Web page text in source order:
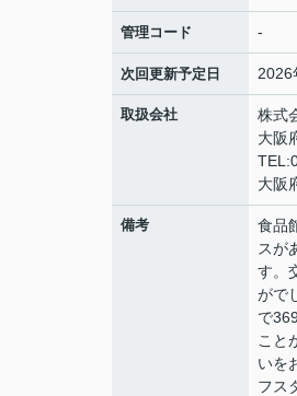
管理コード -
次回更新予定日 2026
取扱会社
株式
大阪
大阪
備考
食品
スが
す。
がで
で
こと
いを
フス